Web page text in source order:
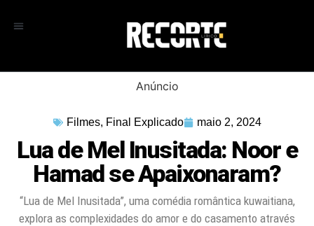
Anúncio
Filmes, Final Explicado maio 2, 2024
Lua de Mel Inusitada: Noor e
Hamad se Apaixonaram?
“Lua de Mel Inusitada”, uma comédia romântica kuwaitiana,
explora as complexidades do amor e do casamento através